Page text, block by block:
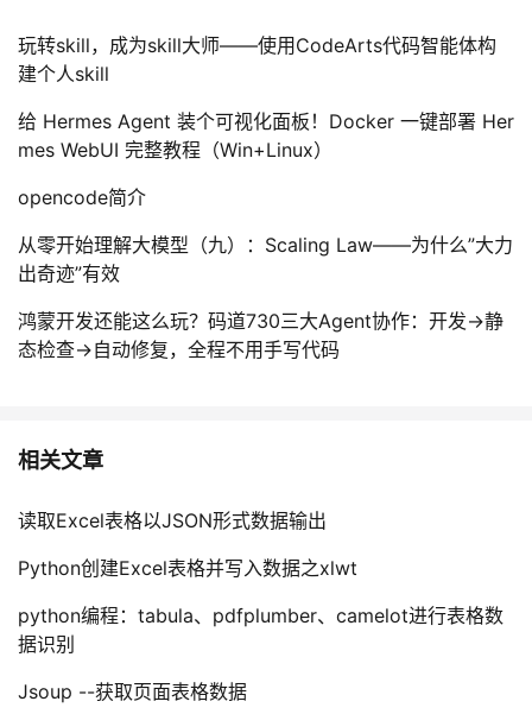
玩转skill，成为skill大师——使用CodeArts代码智能体构
建个人skill
给 Hermes Agent 装个可视化面板！Docker 一键部署 Her
mes WebUI 完整教程（Win+Linux）
opencode简介
从零开始理解大模型（九）：Scaling Law——为什么”大力
出奇迹”有效
鸿蒙开发还能这么玩？码道730三大Agent协作：开发→静
态检查→自动修复，全程不用手写代码
相关文章
读取Excel表格以JSON形式数据输出
Python创建Excel表格并写入数据之xlwt
python编程：tabula、pdfplumber、camelot进行表格数
据识别
Jsoup --获取页面表格数据